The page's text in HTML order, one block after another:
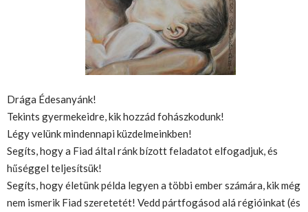
Drága Édesanyánk!
Tekints gyermekeidre, kik hozzád fohászkodunk!
Légy velünk mindennapi küzdelmeinkben!
Segíts, hogy a Fiad által ránk bízott feladatot elfogadjuk, és
hűséggel teljesítsük!
Segíts, hogy életünk példa legyen a többi ember számára, kik még
nem ismerik Fiad szeretetét! Vedd pártfogásod alá régióinkat (és